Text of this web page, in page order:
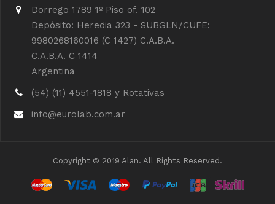
Dorrego 1789 1º Piso of. 102
Depósito: Heredia 323 - SUBGLN/CUFE:
9980268160016 (C 1427) C.A.B.A.
C.A.B.A. C 1414
Argentina
(54) (11) 4551-1818 y Rotativas
info@eurolab.com.ar
Copyright © 2019 Alan. All Rights Reserved.